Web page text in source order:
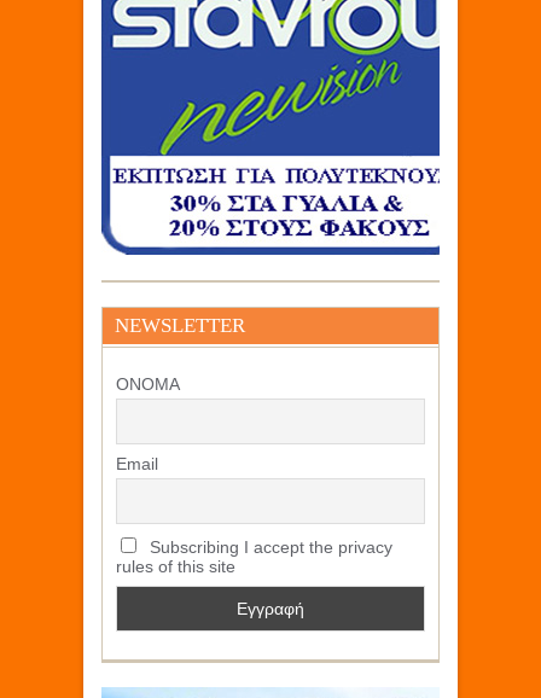
NEWSLETTER
ΟΝΟΜΑ
Email
Subscribing I accept the privacy
rules of this site